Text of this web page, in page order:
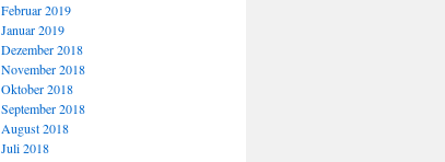
Februar 2019
Januar 2019
Dezember 2018
November 2018
Oktober 2018
September 2018
August 2018
Juli 2018